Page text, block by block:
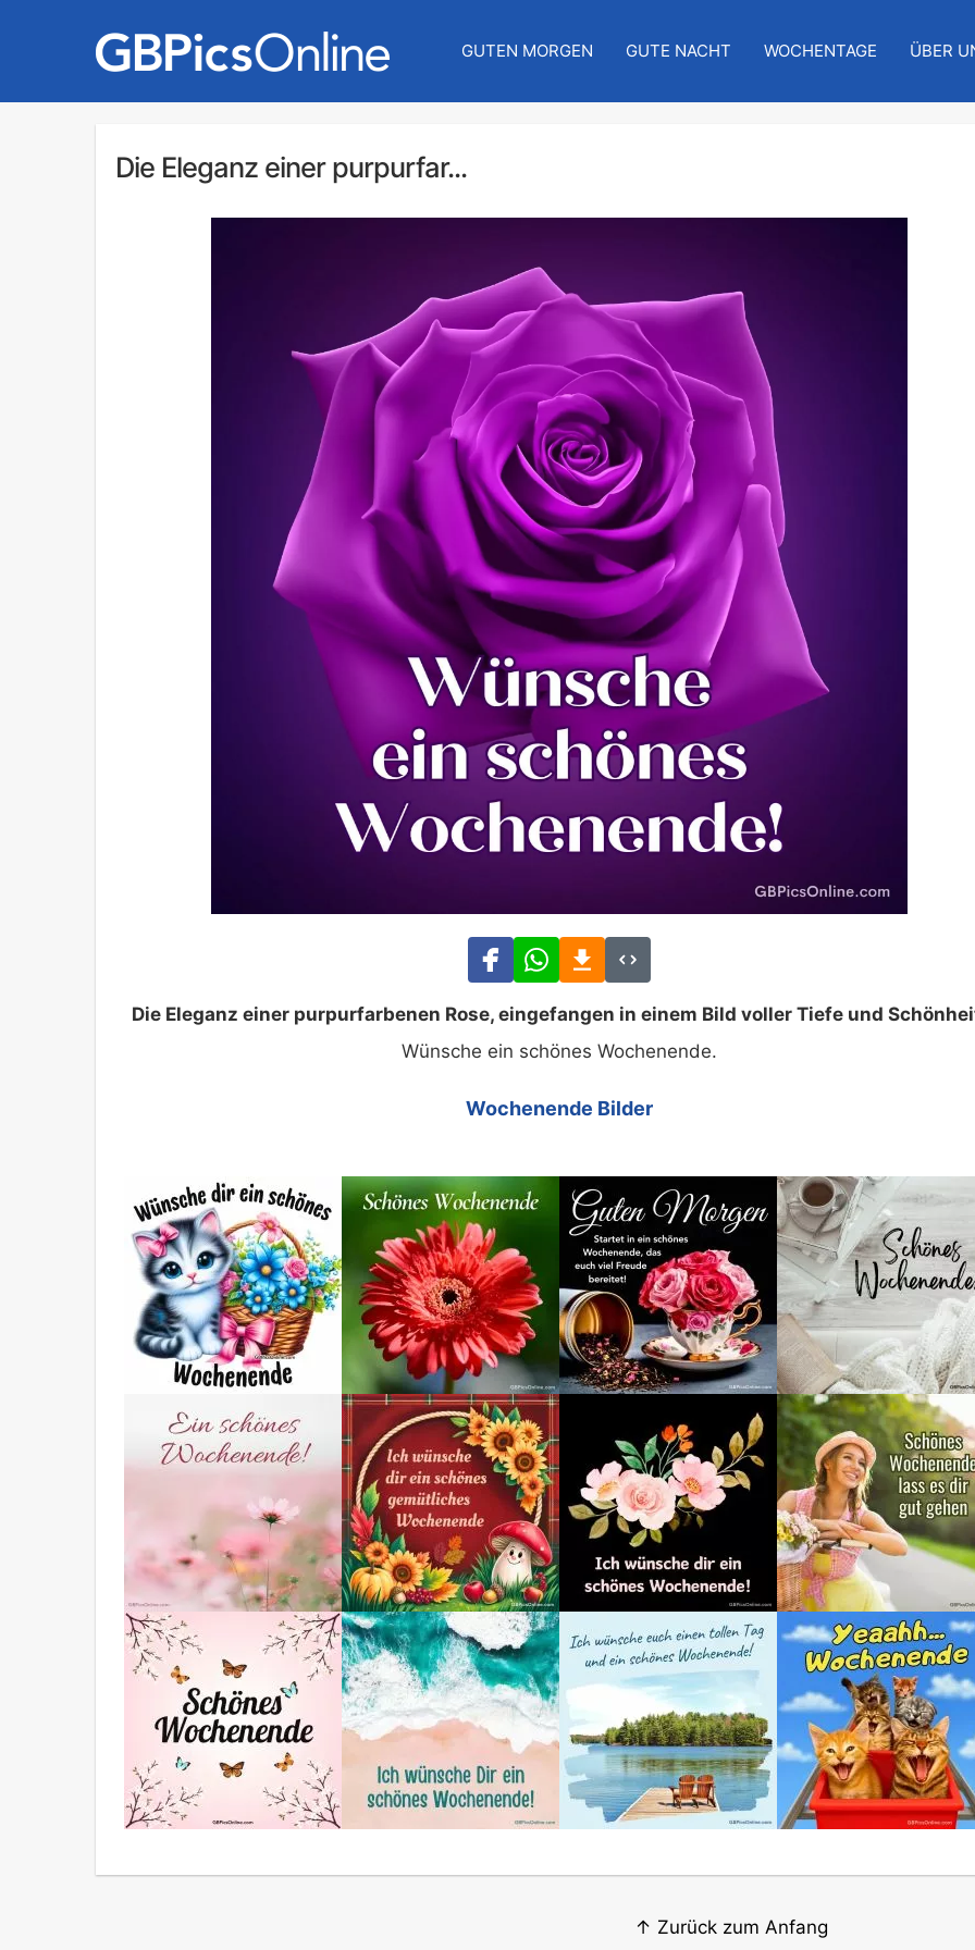
GUTEN MORGEN GUTE NACHT WOCHENTAGE ÜBER
Die Eleganz einer purpurfar...
Die Eleganz einer purpurfarbenen Rose, eingefangen in einem Bild voller Tiefe und
Wünsche ein schönes Wochenende.
Wochenende Bilder
↑ Zurück zum Anfang